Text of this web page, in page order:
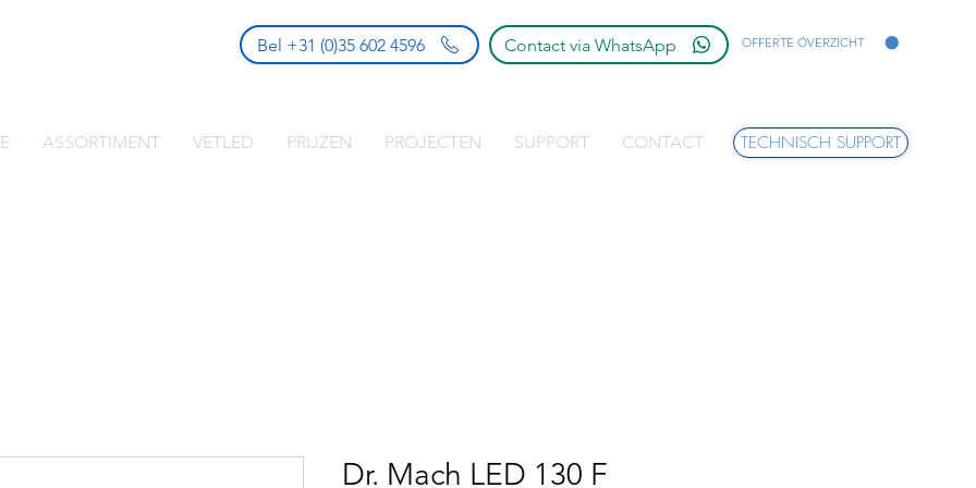
Bel +31 (0)35 602 4596 Contact via WhatsApp OFFERTE OVERZICHT
ASSORTIMENT VETLED PRIJZEN PROJECTEN SUPPORT CONTACT TECHNISCH SUPPORT
Dr. Mach LED 130 F